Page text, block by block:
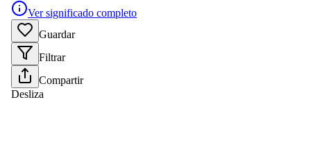
Ver significado completo
Guardar
Filtrar
Compartir
Desliza